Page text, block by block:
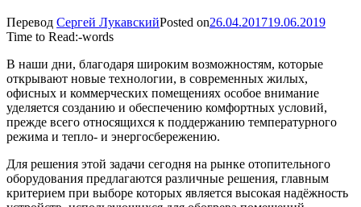
Перевод Сергей ЛукавскийPosted on26.04.201719.06.2019
Time to Read:-words
В наши дни, благодаря широким возможностям, которые
открывают новые технологии, в современных жилых,
офисных и коммерческих помещениях особое внимание
уделяется созданию и обеспечению комфортных условий,
прежде всего относящихся к поддержанию температурного
режима и тепло- и энергосбережению.
Для решения этой задачи сегодня на рынке отопительного
оборудования предлагаются различные решения, главным
критерием при выборе которых является высокая надёжность